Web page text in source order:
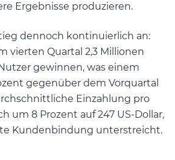
Ergebnisse produzieren.
dennoch kontinuierlich an:
vierten Quartal 2,3 Millionen
gewinnen, was einem
gegenüber dem Vorquartal
Einzahlung pro
um 8 Prozent auf 247 US-Dollar,
Kundenbindung unterstreicht.